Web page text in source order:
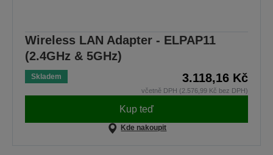
Wireless LAN Adapter - ELPAP11
(2.4GHz & 5GHz)
Skladem 3.118,16 Kč
včetně DPH (2.576,99 Kč bez DPH)
Kup teď
Kde nakoupit